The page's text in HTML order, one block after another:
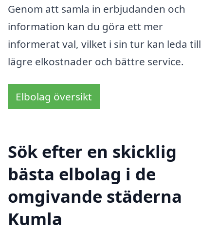
Genom att samla in erbjudanden och
information kan du göra ett mer
informerat val, vilket i sin tur kan leda till
lägre elkostnader och bättre service.
Elbolag översikt
Sök efter en skicklig
bästa elbolag i de
omgivande städerna
Kumla